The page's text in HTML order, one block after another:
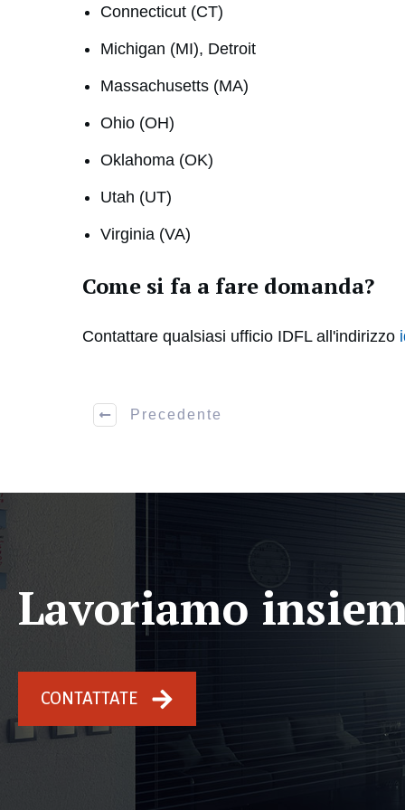
Connecticut (CT)
Michigan (MI), Detroit
Massachusetts (MA)
Ohio (OH)
Oklahoma (OK)
Utah (UT)
Virginia (VA)
Come si fa a fare domanda?
Contattare qualsiasi ufficio IDFL all'indirizzo
Precedente
Lavoriamo
CONTATTATE